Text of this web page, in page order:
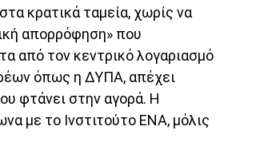
κρατικά ταμεία, χωρίς να
απορρόφηση» που
από τον κεντρικό λογαριασμό
όπως η ΔΥΠΑ, απέχει
φτάνει στην αγορά. Η
με το Ινστιτούτο ΕΝΑ, μόλις